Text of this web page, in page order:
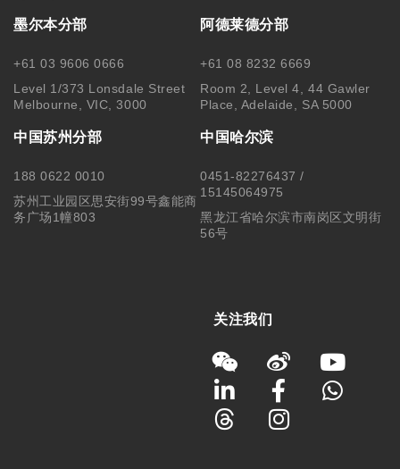
墨尔本分部
+61 03 9606 0666
Level 1/373 Lonsdale Street
Melbourne, VIC, 3000
阿德莱德分部
+61 08 8232 6669
Room 2, Level 4, 44 Gawler
Place, Adelaide, SA 5000
中国苏州分部
188 0622 0010
苏州工业园区思安街99号鑫能商
务广场1幢803
中国哈尔滨
0451-82276437 /
15145064975
黑龙江省哈尔滨市南岗区文明街
56号
关注我们